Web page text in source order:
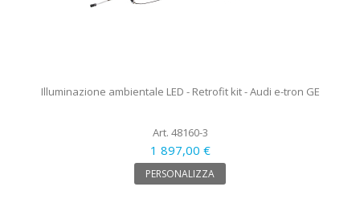
Illuminazione ambientale LED - Retrofit kit - Audi e-tron GE
Art. 48160-3
1 897,00 €
PERSONALIZZA